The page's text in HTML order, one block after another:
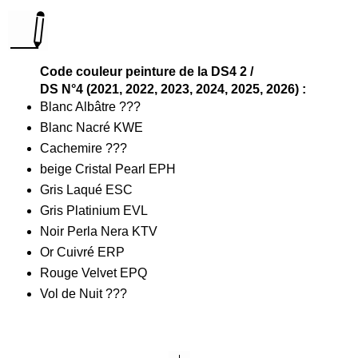
Code couleur peinture de la DS4 2 /
DS N°4(2021, 2022, 2023, 2024, 2025, 2026) :
Blanc Albâtre ???
Blanc Nacré KWE
Cachemire ???
beige Cristal Pearl EPH
Gris Laqué ESC
Gris Platinium EVL
Noir Perla Nera KTV
Or Cuivré ERP
Rouge Velvet EPQ
Vol de Nuit ???